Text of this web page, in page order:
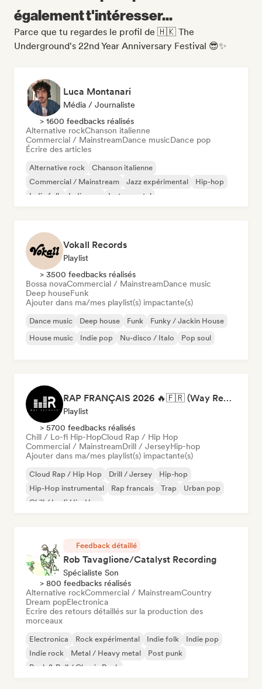
également t'intéresser...
Parce que tu regardes le profil de 🇭🇰 The
Underground's 22nd Year Anniversary Festival 😎✨
Luca Montanari
Média / Journaliste
> 1600 feedbacks réalisés
Alternative rockChanson italienne
Commercial / MainstreamDance musicDance pop
Écrire des articles
Alternative rock
Chanson italienne
Commercial / Mainstream
Jazz expérimental
Hip-hop
Indie folk
Indie pop Instrumental
Vokall Records
Playlist
> 3500 feedbacks réalisés
Bossa novaCommercial / MainstreamDance music
Deep houseFunk
Ajouter dans ma/mes playlist(s) impactante(s)
Dance music Deep house Funk
Funky / Jackin House
House music
Indie pop Nu-disco / Italo Pop soul
RAP FRANÇAIS 2026 🔥🇫🇷 (Way Records)
Playlist
> 5700 feedbacks réalisés
Chill / Lo-fi Hip-HopCloud Rap / Hip Hop
Commercial / MainstreamDrill / JerseyHip-hop
Ajouter dans ma/mes playlist(s) impactante(s)
Cloud Rap / Hip Hop Drill / Jersey
Hip-hop
Hip-Hop instrumental
Rap francais Trap
Urban pop
Chill / Lo-fi Hip-Hop
Feedback détaillé
Rob Tavaglione/Catalyst Recording
Spécialiste Son
> 800 feedbacks réalisés
Alternative rockCommercial / MainstreamCountry
Dream popElectronica
Ecrire des retours détaillés sur la production des
morceaux
Electronica Rock expérimental Indie folk
Indie pop
Indie rock
Metal / Heavy metal
Post punk
Rock & Roll / Classic Rock